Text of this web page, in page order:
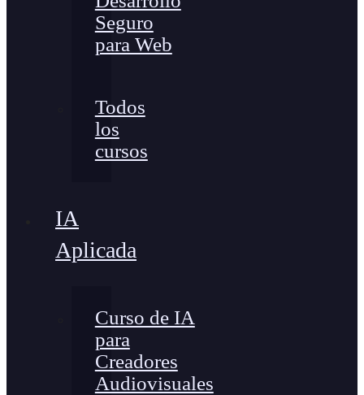
Seguro
para Web
Todos
los
cursos
IA
Aplicada
Curso de IA
para
Creadores
Audiovisuales